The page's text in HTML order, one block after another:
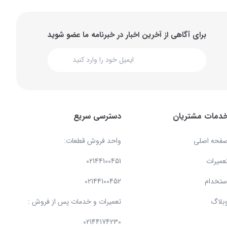
برای آگاهی از آخرین اخبار در خبرنامه ما عضو شوید
مشتریان
اصلی
دسترسی سریع
واحد فروش قطعات:
02144100451
02144100452
تعمیرات و خدمات پس از فروش :
02144174230